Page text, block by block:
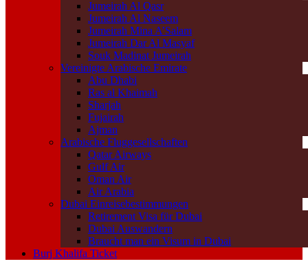
Jumeirah Al Qasr
Jumeirah Al Naseem
Jumeirah Mina A’Salam
Jumeirah Dar Al Masyaf
Souk Madinat Jumeirah
Vereinigte Arabische Emirate
Abu Dhabi
Ras al Khaimah
Sharjah
Fujairah
Ajman
Arabische Fluggesellschaften
Qatar Airways
Gulf Air
Oman Air
Air Arabia
Dubai Einreisebestimmungen
Retirement Visa für Dubai
Dubai Auswandern
Braucht man ein Visum in Dubai
Burj Khalifa Ticket